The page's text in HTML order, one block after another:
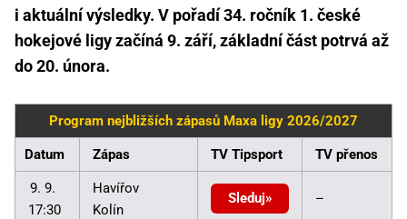
i aktuální výsledky. V pořadí 34. ročník 1. české
hokejové ligy začíná 9. září, základní část potrvá až
do 20. února.
Program nejbližších zápasů Maxa ligy 2026/2027
Datum Zápas TV Tipsport TV přenos
9. 9.
17:30
Havířov
Kolín
Sleduj –